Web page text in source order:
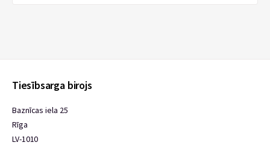
Tiesībsarga birojs
Baznīcas iela 25
Rīga
LV-1010